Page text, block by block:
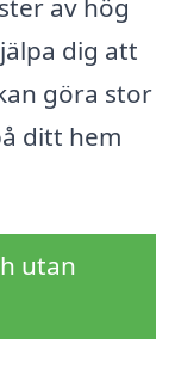
av hög
dig att
göra stor
ditt hem
utan